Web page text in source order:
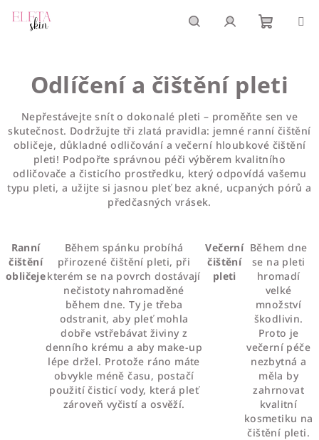
obsah
košík
Odlíčení a čištění pleti
Nepřestávejte snít o dokonalé pleti – proměňte sen ve
skutečnost. Dodržujte tři zlatá pravidla: jemné ranní čištění
obličeje, důkladné odličování a večerní hloubkové čištění
pleti! Podpořte správnou péči výběrem kvalitního
odličovače a čisticího prostředku, který odpovídá vašemu
typu pleti, a užijte si jasnou pleť bez akné, ucpaných pórů a
předčasných vrásek.
Ranní
čištění
obličeje
Během spánku probíhá
přirozené čištění pleti, při
kterém se na povrch dostávají
nečistoty nahromaděné
během dne. Ty je třeba
odstranit, aby pleť mohla
dobře vstřebávat živiny z
denního krému a aby make-up
lépe držel. Protože ráno máte
obvykle méně času, postačí
použití čisticí vody, která pleť
zároveň vyčistí a osvěží.
Večerní
čištění
pleti
Během dne
se na pleti
hromadí
velké
množství
škodlivin.
Proto je
večerní péče
nezbytná a
měla by
zahrnovat
kvalitní
kosmetiku na
čištění pleti.